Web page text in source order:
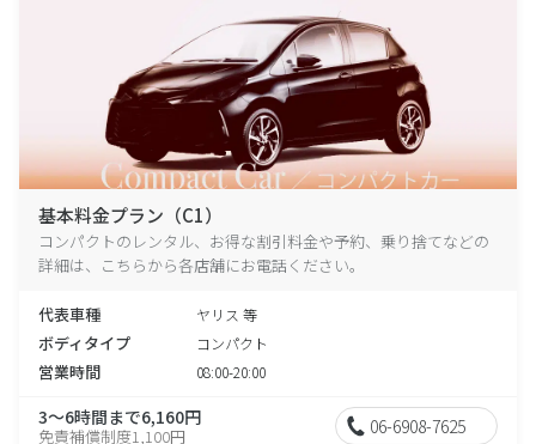
基本料金プラン（C1）
コンパクトのレンタル、お得な割引料金や予約、乗り捨てなどの
詳細は、こちらから各店舗にお電話ください。
代表車種 ヤリス 等
ボディタイプ コンパクト
営業時間 08:00-20:00
3～6時間まで6,160円
免責補償制度1,100円 06-6908-7625